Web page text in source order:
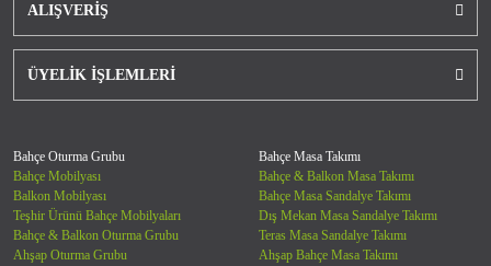
ALIŞVERİŞ
ÜYELİK İŞLEMLERİ
Bahçe Oturma Grubu
Bahçe Mobilyası
Balkon Mobilyası
Teşhir Ürünü Bahçe Mobilyaları
Bahçe & Balkon Oturma Grubu
Ahşap Oturma Grubu
Bahçe Masa Takımı
Bahçe & Balkon Masa Takımı
Bahçe Masa Sandalye Takımı
Dış Mekan Masa Sandalye Takımı
Teras Masa Sandalye Takımı
Ahşap Bahçe Masa Takımı